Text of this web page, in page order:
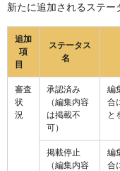
新たに追加されるステー
追加
項
目
ステータス
名
審査
状
況
承認済み
（編集内容
は掲載不
可）
編
合
と
掲載停止
（編集内容
編
合